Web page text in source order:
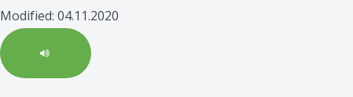
Modified: 04.11.2020